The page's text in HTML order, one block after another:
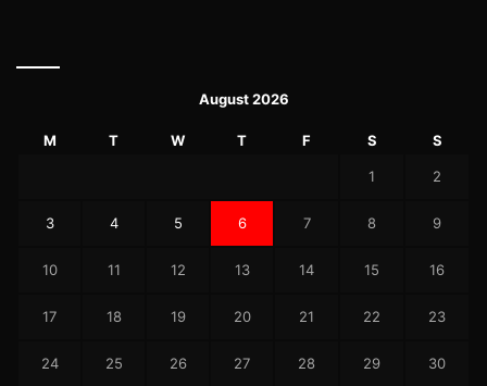
August 2026
M T W T F S S
1 2
3 4 5 6 7 8 9
10 11 12 13 14 15 16
17 18 19 20 21 22 23
24 25 26 27 28 29 30